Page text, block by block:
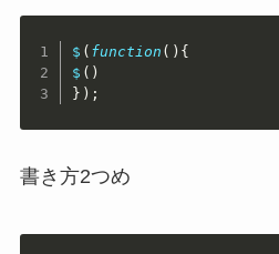
$ ( function ( ) {
$ ( )
} ) ;
書き方2つめ